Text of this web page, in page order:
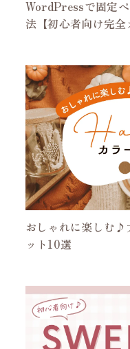
WordPressで固定
法【初心者向け完全
おしゃれに楽しむ♪
ット10選